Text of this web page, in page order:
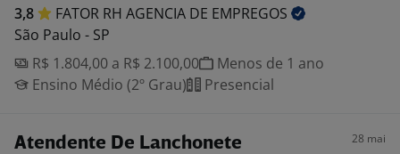
3,8 FATOR RH AGENCIA DE EMPREGOS
São Paulo - SP
R$ 1.804,00 a R$ 2.100,00
Menos de 1 ano
Ensino Médio (2º Grau)
Presencial
Atendente De Lanchonete 28 mai